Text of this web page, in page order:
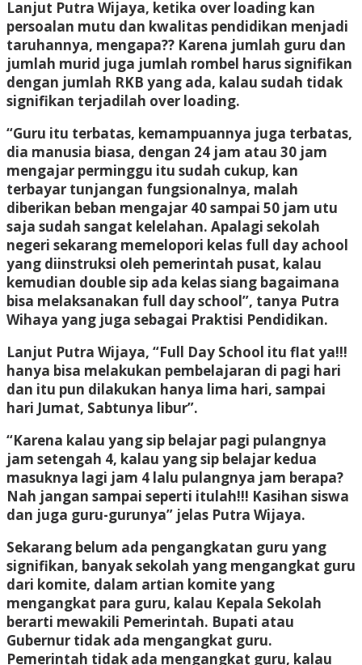
Lanjut Putra Wijaya, ketika over loading kan
persoalan mutu dan kwalitas pendidikan menjadi
taruhannya, mengapa?? Karena jumlah guru dan
jumlah murid juga jumlah rombel harus signifikan
dengan jumlah RKB yang ada, kalau sudah tidak
signifikan terjadilah over loading.
“Guru itu terbatas, kemampuannya juga terbatas,
dia manusia biasa, dengan 24 jam atau 30 jam
mengajar perminggu itu sudah cukup, kan
terbayar tunjangan fungsionalnya, malah
diberikan beban mengajar 40 sampai 50 jam utu
saja sudah sangat kelelahan. Apalagi sekolah
negeri sekarang memelopori kelas full day achool
yang diinstruksi oleh pemerintah pusat, kalau
kemudian double sip ada kelas siang bagaimana
bisa melaksanakan full day school”, tanya Putra
Wihaya yang juga sebagai Praktisi Pendidikan.
Lanjut Putra Wijaya, “Full Day School itu flat ya!!!
hanya bisa melakukan pembelajaran di pagi hari
dan itu pun dilakukan hanya lima hari, sampai
hari Jumat, Sabtunya libur”.
“Karena kalau yang sip belajar pagi pulangnya
jam setengah 4, kalau yang sip belajar kedua
masuknya lagi jam 4 lalu pulangnya jam berapa?
Nah jangan sampai seperti itulah!!! Kasihan siswa
dan juga guru-gurunya” jelas Putra Wijaya.
Sekarang belum ada pengangkatan guru yang
signifikan, banyak sekolah yang mengangkat guru
dari komite, dalam artian komite yang
mengangkat para guru, kalau Kepala Sekolah
berarti mewakili Pemerintah. Bupati atau
Gubernur tidak ada mengangkat guru.
Pemerintah tidak ada mengangkat guru, kalau